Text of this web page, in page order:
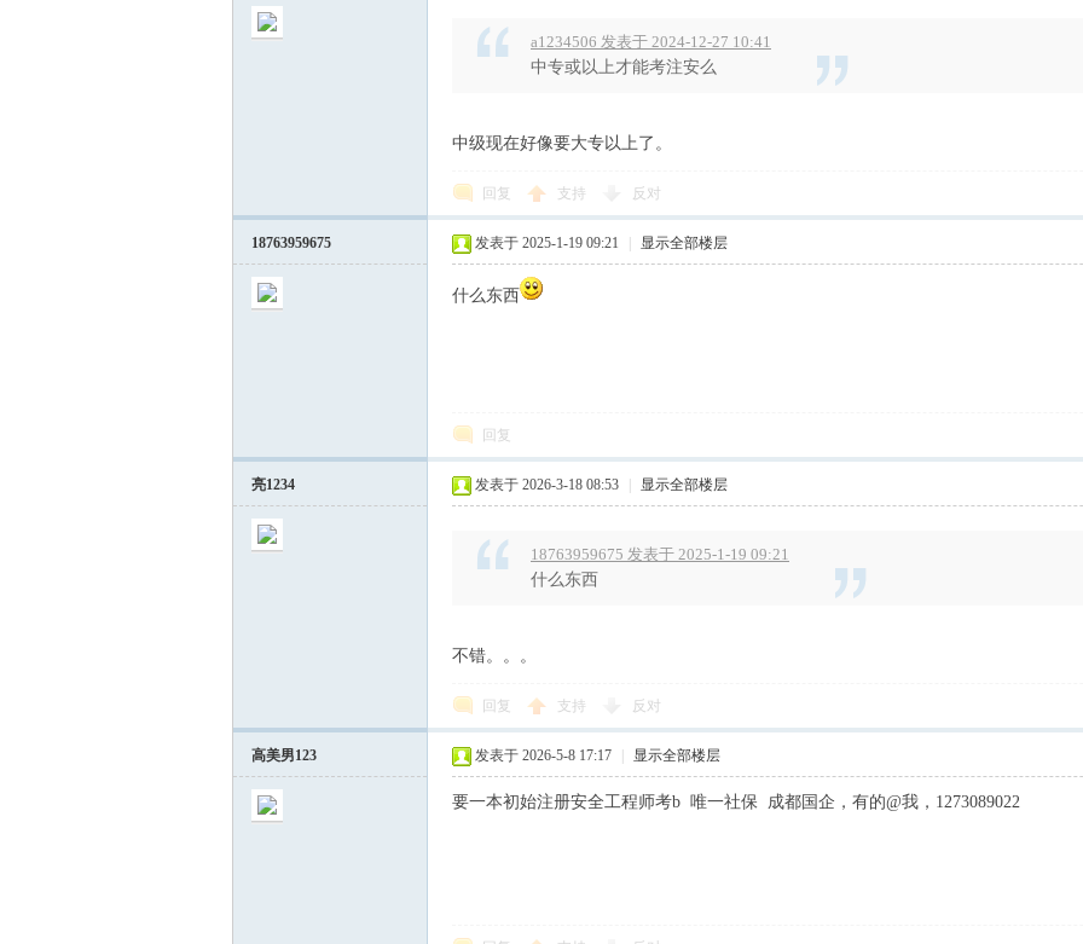
a1234506 发表于 2024-12-27 10:41
中专或以上才能考注安么
中级现在好像要大专以上了。
回复 支持 反对
18763959675 发表于 2025-1-19 09:21 显示全部楼层
什么东西
回复
亮1234 发表于 2026-3-18 08:53 显示全部楼层
18763959675 发表于 2025-1-19 09:21
什么东西
不错。。。
回复 支持 反对
高美男123 发表于 2026-5-8 17:17 显示全部楼层
要一本初始注册安全工程师考b 唯一社保 成都国企，有的@我，1273089022